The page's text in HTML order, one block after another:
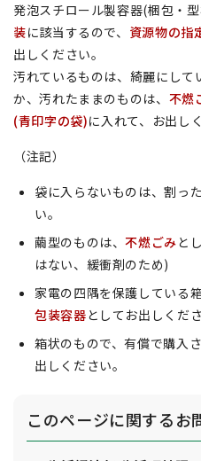
発泡スチロール製容器(梱包・
装に該当するので、 資源物の指
出しください。
汚れているものは、綺麗にして
か、汚れたままのものは、 不燃
(青印字の袋)に入れて、お出し
（注記）
袋に入らないものは、割っ
い。
繭型のものは、不燃ごみと
はない、緩衝剤のため)
家電の四隅を保護している
包装容器としてお出しくださ
箱状のもので、有償で購入
出しください。
このページに関するお